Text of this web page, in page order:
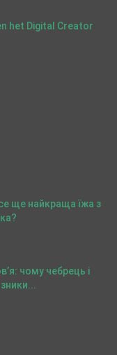
het Digital Creator
ще найкраща їжа з
чому чебрець і